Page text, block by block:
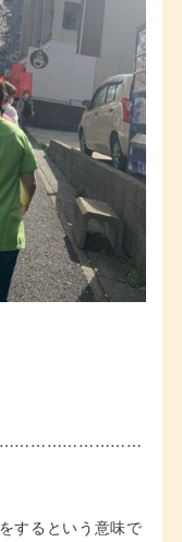
するという意味で